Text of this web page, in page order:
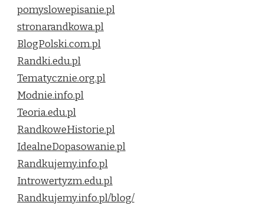
pomyslowepisanie.pl
stronarandkowa.pl
BlogPolski.com.pl
Randki.edu.pl
Tematycznie.org.pl
Modnie.info.pl
Teoria.edu.pl
RandkoweHistorie.pl
IdealneDopasowanie.pl
Randkujemy.info.pl
Introwertyzm.edu.pl
Randkujemy.info.pl/blog/